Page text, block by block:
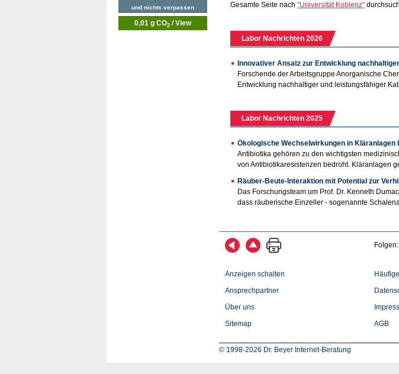
Gesamte Seite nach "Universität Koblenz"
Labor Nachrichten 2026
Innovativer Ansatz zur Entwicklung
Forschende der Arbeitsgruppe Anorganische
Entwicklung nachhaltiger und leistungsfähiger
Labor Nachrichten 2025
Ökologische Wechselwirkungen in
Antibiotika gehören zu den wichtigsten
von Antibiotikaresistenzen bedroht. Kläranlagen
Räuber-Beute-Interaktion mit Potential zur
Das Forschungsteam um Prof. Dr. Kenneth
dass räuberische Einzeller - sogenannte
Folgen:
Anzeigen schalten
Ansprechpartner
Über uns
Sitemap
AGB
© 1998-2026 Dr. Beyer Internet-Beratung
und nichts verpassen
0,01 g CO2 / View